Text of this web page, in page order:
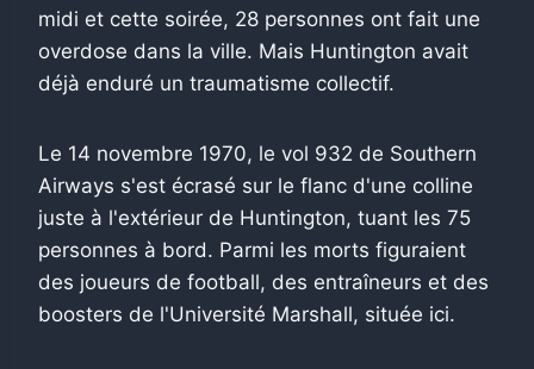
midi et cette soirée, 28 personnes ont fait une
overdose dans la ville. Mais Huntington avait
déjà enduré un traumatisme collectif.
Le 14 novembre 1970, le vol 932 de Southern
Airways s'est écrasé sur le flanc d'une colline
juste à l'extérieur de Huntington, tuant les 75
personnes à bord. Parmi les morts figuraient
des joueurs de football, des entraîneurs et des
boosters de l'Université Marshall, située ici.